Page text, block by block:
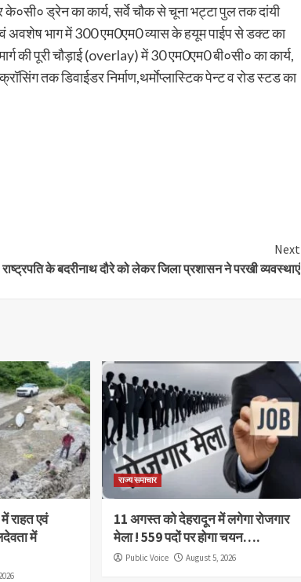
ड्रेन का कार्य, सर्वे चौक से चूना भट्टा पुल तक दांयी
अवशेष भाग में 300 एम0एम0 व्यास के हयूम पाईप से डक्ट का
की पूरी चौड़ाई (overlay) में 30 एम0एम0 बी०सी० का कार्य,
तक डिवाईडर निर्माण,थर्माेप्लास्टिक पेन्ट व रोड स्टड का
Next
राष्ट्रपति के बदरीनाथ दौरे को लेकर जिला प्रशासन ने परखी व्यवस्थाएं
राहत एवं
में
राज्य समाचार
11 अगस्त को देहरादून में लगेगा रोजगार
मेला ! 559 पदों पर होगा चयन….
Public Voice August 5, 2026